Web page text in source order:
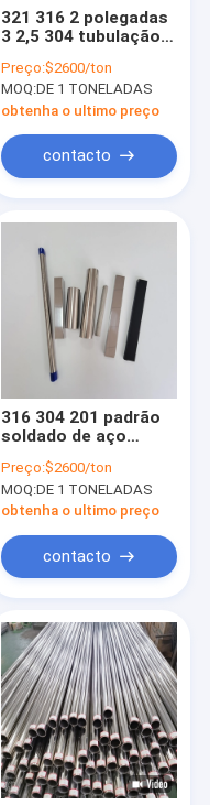
321 316 2 polegadas
3 2,5 304 tubulação
de aço inoxidável da
tubulação
Preço:$2600/ton
MOQ:DE 1 TONELADAS
obtenha o ultimo preço
contacto
316 304 201 padrão
soldado de aço
1000mm do SUS de
Astm A312 GB das
tubulações
Preço:$2600/ton
MOQ:DE 1 TONELADAS
obtenha o ultimo preço
contacto